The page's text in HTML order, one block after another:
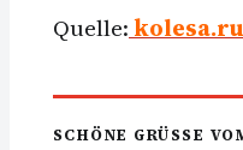
Quelle:kolesa.ru
SCHÖNE GRÜSSE